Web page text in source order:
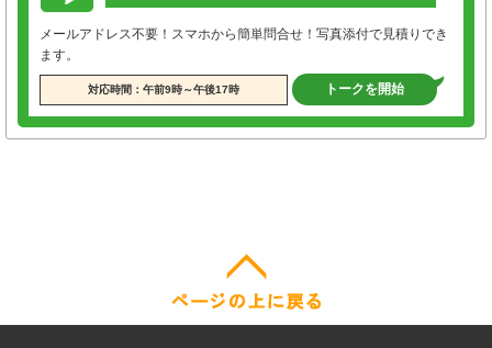
メールアドレス不要！スマホから簡単問合せ！写真添付で見積りでき
ます。
対応時間：午前9時～午後17時 トークを開始